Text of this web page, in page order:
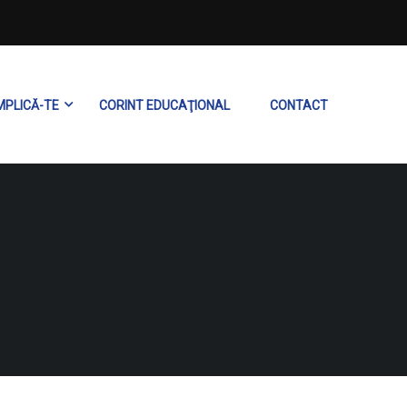
TE CORINT EDUCAŢIONAL CONTACT